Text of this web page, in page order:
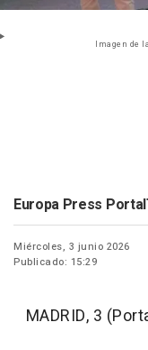
Imagen de
Europa Press
Miércoles, 3 junio 2026
Publicado: 15:29
MADRID, 3